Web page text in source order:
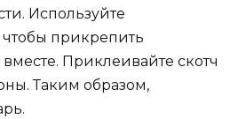
Используйте
прикрепить
Приклеивайте скотч
Таким образом,